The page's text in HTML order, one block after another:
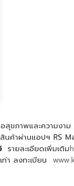
ขภาพและความงา
นค้าผ่านแอปฯ RS
รายละเอียดเพิ่มเติม
า ลงทะเบียน